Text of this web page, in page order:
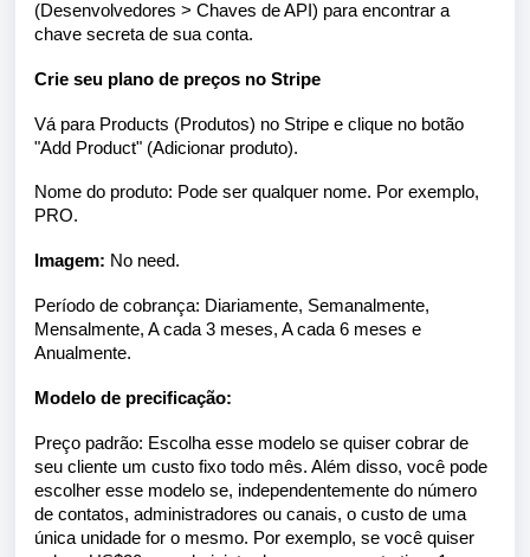
(Desenvolvedores > Chaves de API) para encontrar a
chave secreta de sua conta.
Crie seu plano de preços no Stripe
Vá para Products (Produtos) no Stripe e clique no botão
"Add Product" (Adicionar produto).
Nome do produto: Pode ser qualquer nome. Por exemplo,
PRO.
Imagem: No need.
Período de cobrança: Diariamente, Semanalmente,
Mensalmente, A cada 3 meses, A cada 6 meses e
Anualmente.
Modelo de precificação:
Preço padrão: Escolha esse modelo se quiser cobrar de
seu cliente um custo fixo todo mês. Além disso, você pode
escolher esse modelo se, independentemente do número
de contatos, administradores ou canais, o custo de uma
única unidade for o mesmo. Por exemplo, se você quiser